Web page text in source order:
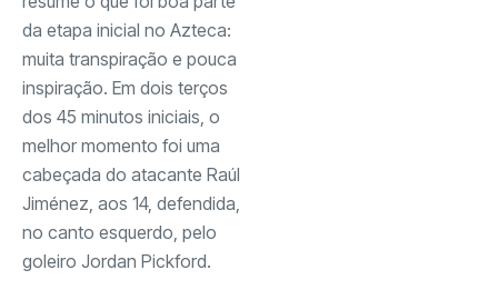
da etapa inicial no Azteca:
muita transpiração e pouca
inspiração. Em dois terços
dos 45 minutos iniciais, o
melhor momento foi uma
cabeçada do atacante Raúl
Jiménez, aos 14, defendida,
no canto esquerdo, pelo
goleiro Jordan Pickford.